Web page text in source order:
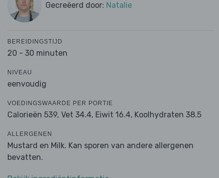
Gecreëerd door: Natalie
BEREIDINGSTIJD
20 - 30 minuten
NIVEAU
eenvoudig
VOEDINGSWAARDE PER PORTIE
Calorieën 539, Vet 34.4, Eiwit 16.4, Koolhydraten 38.5
ALLERGENEN
Mustard en Milk. Kan sporen van andere allergenen
bevatten.